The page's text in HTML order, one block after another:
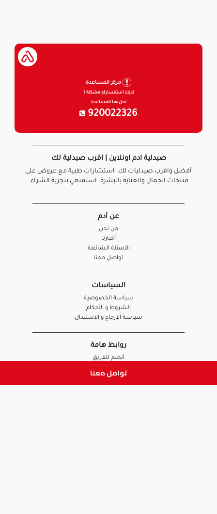
تواصل معنا
مركز المساعدة
لديك استفسار او مشكلة ؟
نحن هنا للمساعدة
920022326
صيدلية ادم اونلاين | اقرب صيدلية لك
أفضل واقرب صيدليات لك. استشارات طبية مع عروض على
منتجات الجمال والعناية بالبشرة. استمتعي بتجربة الشراء.
عن آدم
من نحن
أخبارنا
الأسئلة الشائعة
تواصل معنا
السياسات
سياسة الخصوصية
الشروط و الأحكام
سياسة الإرجاع و الاستبدال
روابط هامة
أنضم للفريق
الصيدلي